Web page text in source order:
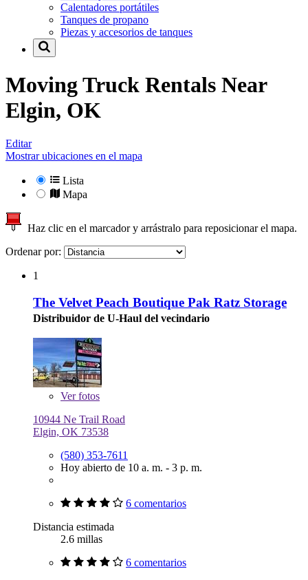
Calentadores portátiles
Tanques de propano
Piezas y accesorios de tanques
Moving Truck Rentals Near
Elgin, OK
Editar
Mostrar ubicaciones en el mapa
Lista
Mapa
Haz clic en el marcador y arrástralo para reposicionar el mapa.
Ordenar por:
1
The Velvet Peach Boutique Pak Ratz Storage
Distribuidor de U-Haul del vecindario
Verfotos
10944 Ne Trail Road
Elgin, OK 73538
(580) 353-7611
Hoy abierto de 10 a. m. - 3 p. m.
6 comentarios
Distancia estimada
2.6 millas
6 comentarios